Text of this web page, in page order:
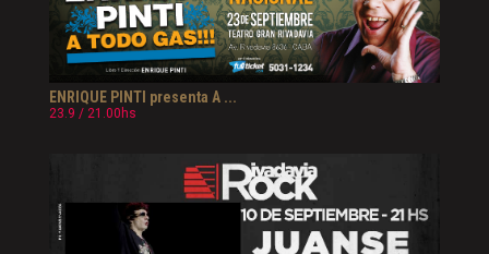
ENRIQUE PINTI presenta A ...
23.9 / 21.00hs